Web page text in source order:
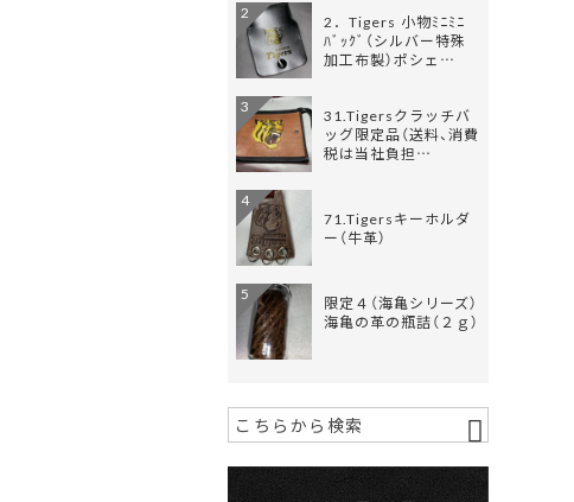
2．Tigers 小物ﾐﾆﾐﾆ
ﾊﾞｯｸﾞ（シルバー特殊
加工布製）ポシェ…
2
31.Tigersクラッチバ
ッグ限定品（送料、消費
税は当社負担…
3
71.Tigersキーホルダ
ー（牛革）
4
限定４（海亀シリーズ）
海亀の革の瓶詰（２ｇ）
5